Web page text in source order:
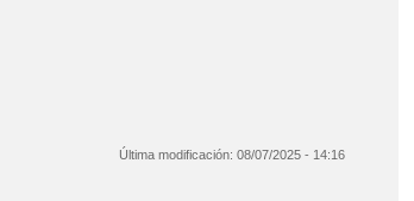
Última modificación: 08/07/2025 - 14:16